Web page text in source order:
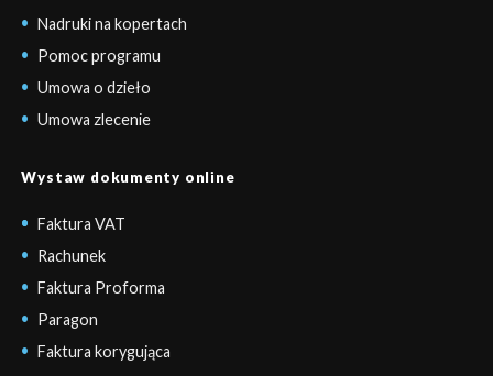
Nadruki na kopertach
Pomoc programu
Umowa o dzieło
Umowa zlecenie
Wystaw dokumenty online
Faktura VAT
Rachunek
Faktura Proforma
Paragon
Faktura korygująca